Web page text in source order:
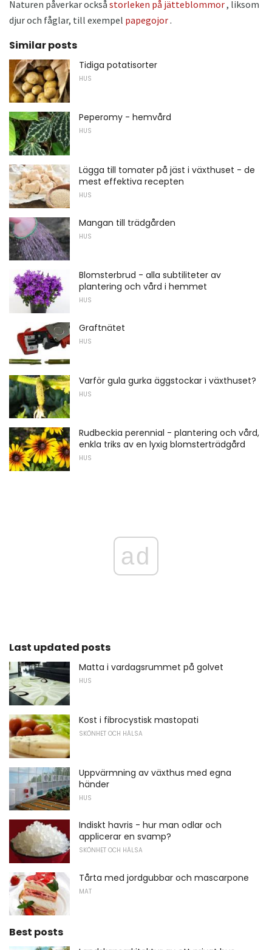
Naturen påverkar också storleken på jätteblommor, liksom
djur och fåglar, till exempel papegojor.
Similar posts
Tidiga potatisorter
HUS
Peperomy - hemvård
HUS
Lägga till tomater på jäst i växthuset - de
mest effektiva recepten
HUS
Mangan till trädgården
HUS
Blomsterbrud - alla subtiliteter av
plantering och vård i hemmet
HUS
Graftnätet
HUS
Varför gula gurka äggstockar i växthuset?
HUS
Rudbeckia perennial - plantering och vård,
enkla triks av en lyxig blomsterträdgård
HUS
ad
Last updated posts
Matta i vardagsrummet på golvet
HUS
Kost i fibrocystisk mastopati
SKÖNHET OCH HÄLSA
Uppvärmning av växthus med egna
händer
HUS
Indiskt havris - hur man odlar och
applicerar en svamp?
SKÖNHET OCH HÄLSA
Tårta med jordgubbar och mascarpone
MAT
Best posts